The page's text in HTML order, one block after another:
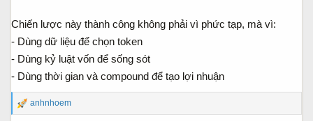
Chiến lược này thành công không phải vì phức tạp, mà vì:
- Dùng dữ liệu để chọn token
- Dùng kỷ luật vốn để sống sót
- Dùng thời gian và compound để tạo lợi nhuận
R
e
anhnhoem